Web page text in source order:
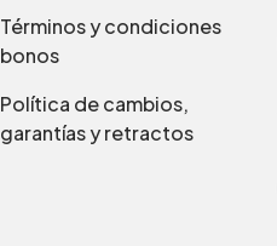
Términos y condiciones
bonos
Política de cambios,
garantías y retractos